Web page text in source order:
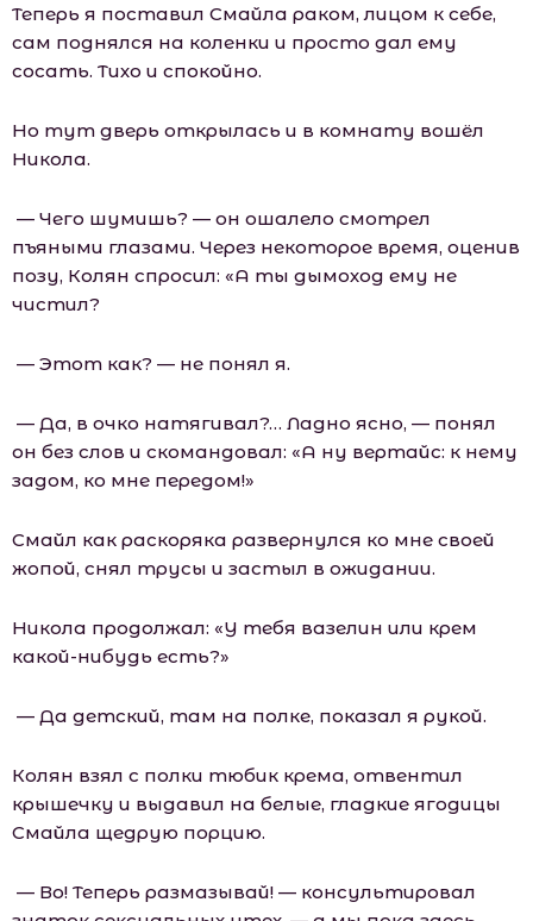
Теперь я поставил Смайла раком, лицом к себе,
сам поднялся на коленки и просто дал ему
сосать. Тихо и спокойно.
Но тут дверь открылась и в комнату вошёл
Никола.
— Чего шумишь? — он ошалело смотрел
пъяными глазами. Через некоторое время, оценив
позу, Колян спросил: «А ты дымоход ему не
чистил?
— Этот как? — не понял я.
— Да, в очко натягивал?… Ладно ясно, — понял
он без слов и скомандовал: «А ну вертайс: к нему
задом, ко мне передом!»
Смайл как раскоряка развернулся ко мне своей
жопой, снял трусы и застыл в ожидании.
Никола продолжал: «У тебя вазелин или крем
какой-нибудь есть?»
— Да детский, там на полке, показал я рукой.
Колян взял с полки тюбик крема, отвентил
крышечку и выдавил на белые, гладкие ягодицы
Смайла щедрую порцию.
— Во! Теперь размазывай! — консультировал